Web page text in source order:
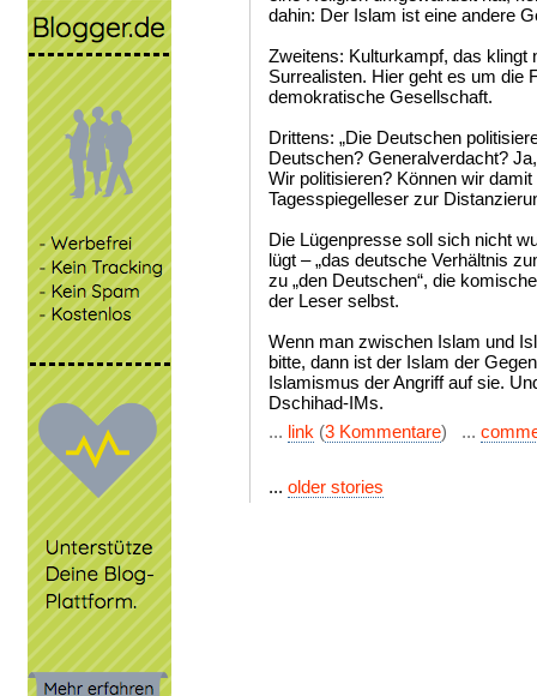
dahin: Der Islam ist eine andere
Zweitens: Kulturkampf, das klingt
Surrealisten. Hier geht es um die
demokratische Gesellschaft.
Drittens: „Die Deutschen
Deutschen? Generalverdacht?
Wir politisieren? Können wir
Tagesspiegelleser zur
Die Lügenpresse soll sich nicht
lügt – „das deutsche Verhältnis
zu „den Deutschen“, die
der Leser selbst.
Wenn man zwischen Islam und
bitte, dann ist der Islam der
Islamismus der Angriff auf sie.
Dschihad-IMs.
... link (3 Kommentare) ...
... older stories